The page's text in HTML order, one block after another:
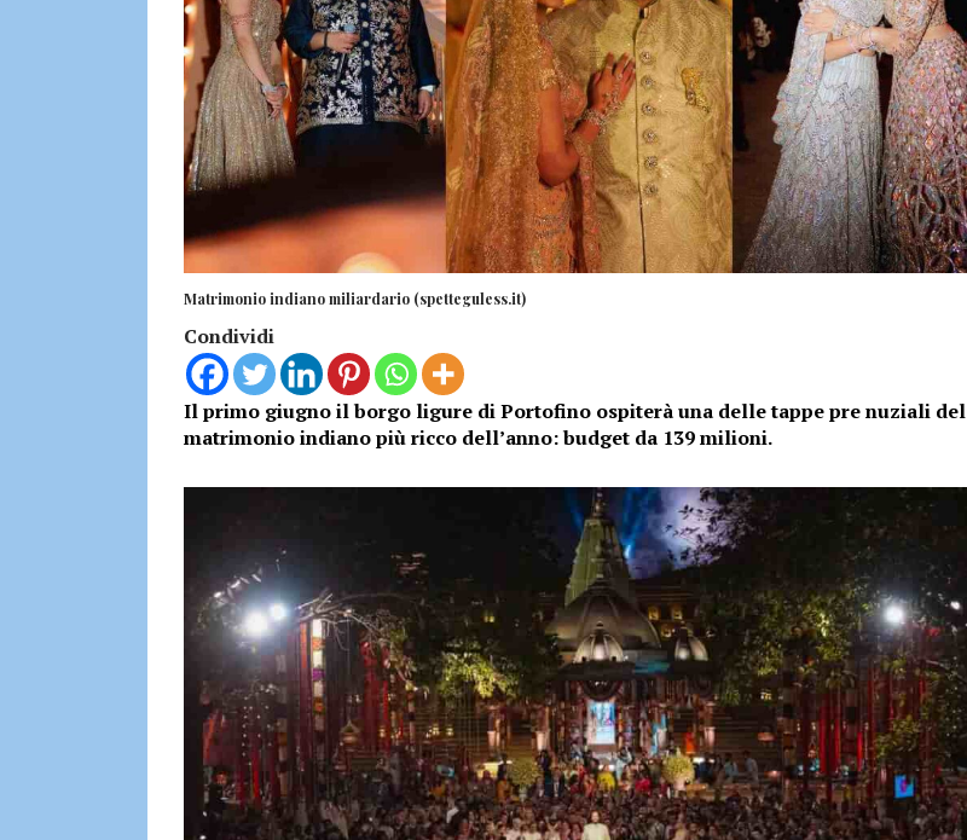
Matrimonio indiano miliardario (spetteguless.it)
Condividi
Il primo giugno il borgo ligure di Portofino ospiterà una delle tappe pre nuziali del
matrimonio indiano più ricco dell’anno: budget da 139 milioni.